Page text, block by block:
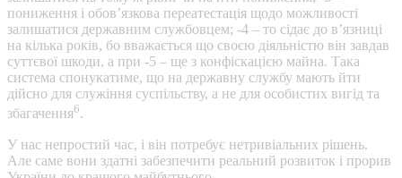
пониження і обов’язкова переатестація щодо можливості
залишатися державним службовцем; -4 – то сідає до в’язниці
на кілька років, бо вважається що своєю діяльністю він завдав
суттєвої шкоди, а при -5 – ще з конфіскацією майна. Така
система спонукатиме, що на державну службу мають йти
дійсно для служіння суспільству, а не для особистих вигід та
збагачення6.
У нас непростий час, і він потребує нетривіальних рішень.
Але саме вони здатні забезпечити реальний розвиток і прорив